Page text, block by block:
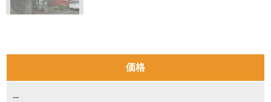
価格
--